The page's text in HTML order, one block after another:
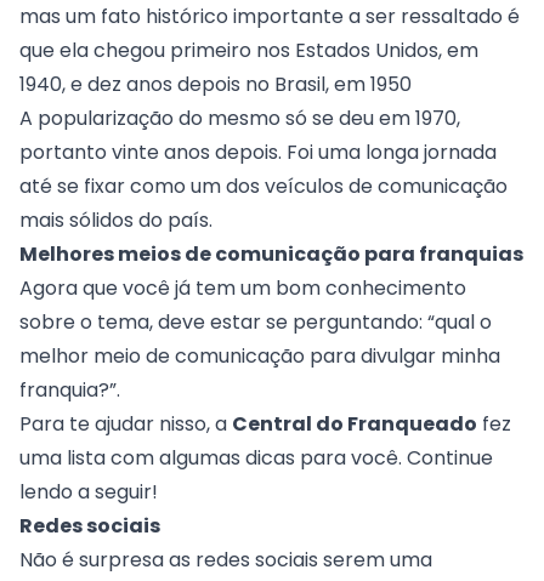
mas um fato histórico importante a ser ressaltado é
que ela chegou primeiro nos Estados Unidos, em
1940, e dez anos depois no Brasil, em 1950
A popularização do mesmo só se deu em 1970,
portanto vinte anos depois. Foi uma longa jornada
até se fixar como um dos veículos de comunicação
mais sólidos do país.
Melhores meios de comunicação para franquias
Agora que você já tem um bom conhecimento
sobre o tema, deve estar se perguntando: “qual o
melhor meio de comunicação para divulgar minha
franquia?”.
Para te ajudar nisso, a Central do Franqueado fez
uma lista com algumas dicas para você. Continue
lendo a seguir!
Redes sociais
Não é surpresa as redes sociais serem uma